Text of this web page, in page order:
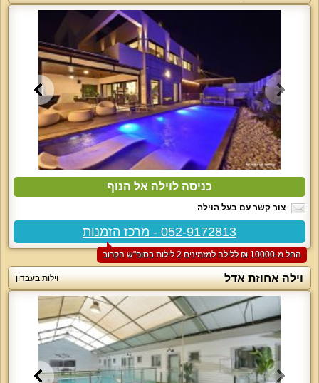
כניסה לוילה אל הנוף
צור קשר עם בעל הוילה
052-9172813 - מרכז הזמנות
החל מ-‏10000 ₪ ללילה למזמינים 2 לילות בסופ"ש הקרוב
וילה אחוזת אדל וילות בעבדון